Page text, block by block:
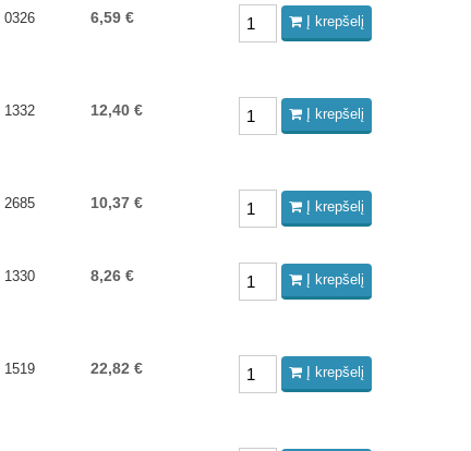
0326 6,59 € Į krepšelį
1332 12,40 € Į krepšelį
2685 10,37 € Į krepšelį
1330 8,26 € Į krepšelį
1519 22,82 € Į krepšelį